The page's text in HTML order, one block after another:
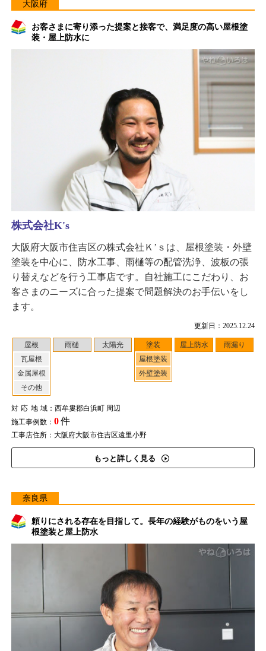
大阪府
お客さまに寄り添った提案と接客で、満足度の高い屋根塗
装・屋上防水に
更新日：2025.12.24
屋根
瓦屋根
金属屋根
その他
雨樋 太陽光
塗装
屋根塗装
外壁塗装
屋上防水 雨漏り
対応地域：西牟婁郡白浜町 周辺
施工事例数： 0件
工事店住所：大阪府大阪市住吉区遠里小野
もっと詳しく見る
株式会社K's
大阪府大阪市住吉区の株式会社Ｋ’ｓは、屋根塗装・外壁
塗装を中心に、防水工事、雨樋等の配管洗浄、波板の張
り替えなどを行う工事店です。自社施工にこだわり、お
客さまのニーズに合った提案で問題解決のお手伝いをし
ます。
奈良県
頼りにされる存在を目指して。長年の経験がものをいう屋
根塗装と屋上防水